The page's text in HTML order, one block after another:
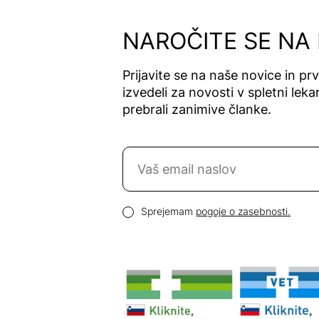
Alga Maris
Algea
Algena
Alhydran
Alkaloid
Allergika
Allergodil
Allpresan
Alter
Heideschäfer
Amos Vital
NAROČITE SE NA
Prijavite se na naše novice in
izvedeli za novosti v spletni
prebrali zanimive članke.
Naročite se na novice
Pogoji zasebnosti
Sprejemam pogoje o zasebnosti.